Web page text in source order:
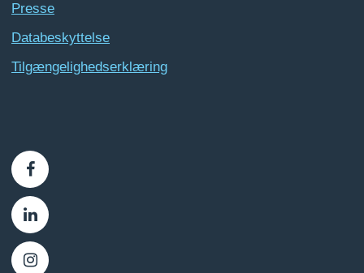
Presse
Databeskyttelse
Tilgængelighedserklæring